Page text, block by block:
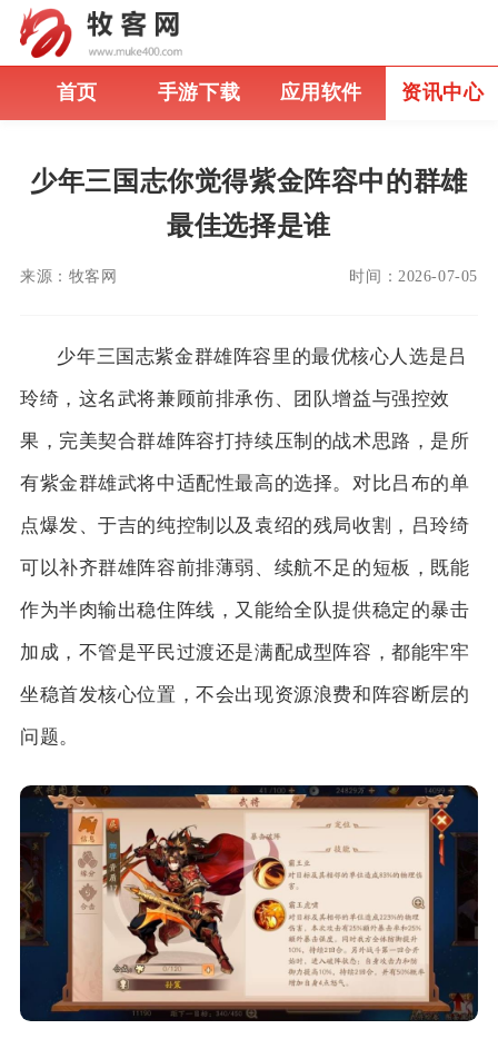
首页 手游下载 应用软件 资讯中心
少年三国志你觉得紫金阵容中的群雄
最佳选择是谁
来源： 牧客网 时间： 2026-07-05
少年三国志紫金群雄阵容里的最优核心人选是吕
玲绮，这名武将兼顾前排承伤、团队增益与强控效
果，完美契合群雄阵容打持续压制的战术思路，是所
有紫金群雄武将中适配性最高的选择。对比吕布的单
点爆发、于吉的纯控制以及袁绍的残局收割，吕玲绮
可以补齐群雄阵容前排薄弱、续航不足的短板，既能
作为半肉输出稳住阵线，又能给全队提供稳定的暴击
加成，不管是平民过渡还是满配成型阵容，都能牢牢
坐稳首发核心位置，不会出现资源浪费和阵容断层的
问题。